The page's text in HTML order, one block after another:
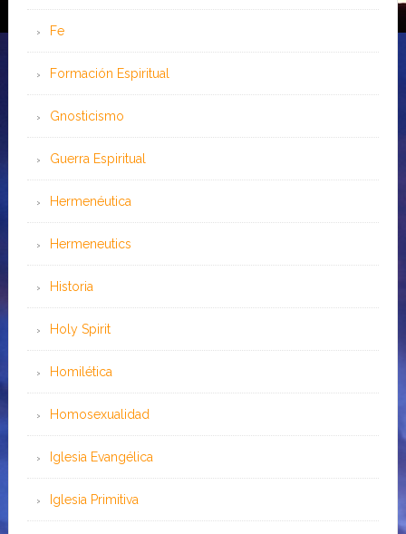
Fe
Formación Espiritual
Gnosticismo
Guerra Espiritual
Hermenéutica
Hermeneutics
Historia
Holy Spirit
Homilética
Homosexualidad
Iglesia Evangélica
Iglesia Primitiva